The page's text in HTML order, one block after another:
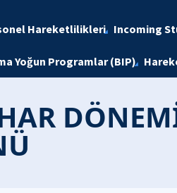
Hareketlilikleri Incoming
Yoğun Programlar (BIP)